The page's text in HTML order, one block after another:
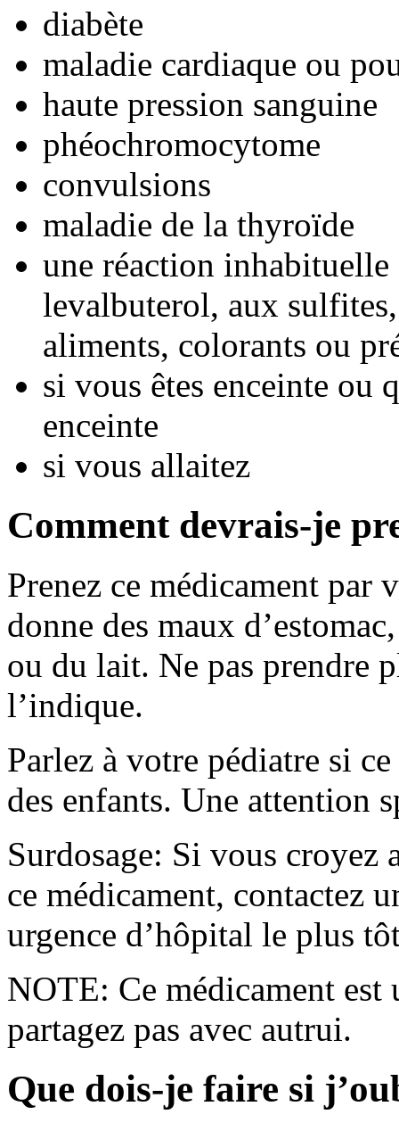
diabète
maladie cardiaque ou
haute pression sanguine
phéochromocytome
convulsions
maladie de la thyroïde
une réaction
levalbuterol, aux
aliments, colorants ou
si vous êtes enceinte ou
enceinte
si vous allaitez
Comment devrais-je
Prenez ce médicament par
donne des maux
ou du lait. Ne pas prendre
l’indique.
Parlez à votre pédiatre si
des enfants. Une attention
Surdosage: Si vous croyez
ce médicament, contactez
urgence d’hôpital le plus
NOTE: Ce médicament
partagez pas avec autrui.
Que dois-je faire si